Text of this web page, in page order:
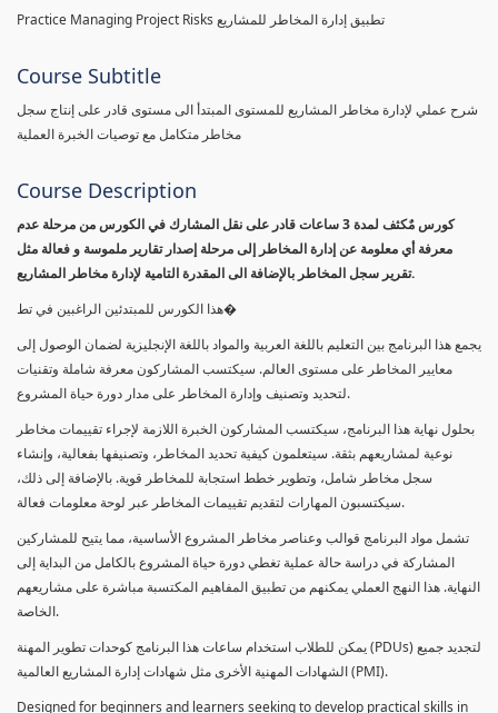
Practice Managing Project Risks تطبيق إدارة المخاطر للمشاريع
Course Subtitle
شرح عملي لإدارة مخاطر المشاريع للمستوى المبتدأ الى مستوى قادر على إنتاج سجل
مخاطر متكامل مع توصيات الخبرة العملية
Course Description
كورس مٌكثف لمدة 3 ساعات قادر على نقل المشارك في الكورس من مرحلة عدم
معرفة أي معلومة عن إدارة المخاطر إلى مرحلة إصدار تقارير ملموسة و فعالة مثل
تقرير سجل المخاطر بالإضافة الى المقدرة التامية لإدارة مخاطر المشاريع.
هذا الكورس للمبتدئين الراغبين في تط�
يجمع هذا البرنامج بين التعليم باللغة العربية والمواد باللغة الإنجليزية لضمان الوصول إلى
معايير المخاطر على مستوى العالم. سيكتسب المشاركون معرفة شاملة وتقنيات
لتحديد وتصنيف وإدارة المخاطر على مدار دورة حياة المشروع.
بحلول نهاية هذا البرنامج، سيكتسب المشاركون الخبرة اللازمة لإجراء تقييمات مخاطر
نوعية لمشاريعهم بثقة. سيتعلمون كيفية تحديد المخاطر، وتصنيفها بفعالية، وإنشاء
سجل مخاطر شامل، وتطوير خطط استجابة للمخاطر قوية. بالإضافة إلى ذلك،
سيكتسبون المهارات لتقديم تقييمات المخاطر عبر لوحة معلومات فعالة.
تشمل مواد البرنامج قوالب وعناصر مخاطر المشروع الأساسية، مما يتيح للمشاركين
المشاركة في دراسة حالة عملية تغطي دورة حياة المشروع بالكامل من البداية إلى
النهاية. هذا النهج العملي يمكنهم من تطبيق المفاهيم المكتسبة مباشرة على مشاريعهم
الخاصة.
يمكن للطلاب استخدام ساعات هذا البرنامج كوحدات تطوير المهنة (PDUs) لتجديد جميع
الشهادات المهنية الأخرى مثل شهادات إدارة المشاريع العالمية (PMI).
Designed for beginners and learners seeking to develop practical skills in